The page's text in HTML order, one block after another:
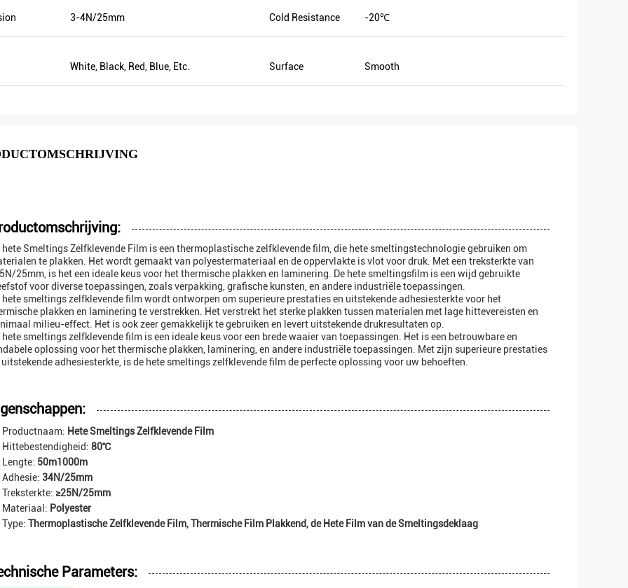
ik uw goederen, is het zeer
3-4N/25mm Cold Resistance -20℃
White, Black, Red, Blue, Etc. Surface Smooth
hete Smeltings Zelfklevende Film is een thermoplastische zelfklevende film, die hete smeltingstechnologie gebruiken om
te plakken. Het wordt gemaakt van polyestermateriaal en de oppervlakte is vlot voor druk. Met een treksterkte van
25mm, is het een ideale keus voor het thermische plakken en laminering. De hete smeltingsfilm is een wijd gebruikte
voor diverse toepassingen, zoals verpakking, grafische kunsten, en andere industriële toepassingen.
hete smeltings zelfklevende film wordt ontworpen om superieure prestaties en uitstekende adhesiesterkte voor het
plakken en laminering te verstrekken. Het verstrekt het sterke plakken tussen materialen met lage hittevereisten en
milieu-effect. Het is ook zeer gemakkelijk te gebruiken en levert uitstekende drukresultaten op.
hete smeltings zelfklevende film is een ideale keus voor een brede waaier van toepassingen. Het is een betrouwbare en
oplossing voor het thermische plakken, laminering, en andere industriële toepassingen. Met zijn superieure prestaties
uitstekende adhesiesterkte, is de hete smeltings zelfklevende film de perfecte oplossing voor uw behoeften.
Productnaam: Hete Smeltings Zelfklevende Film
Hittebestendigheid: 80℃
Lengte: 50m1000m
Adhesie: 34N/25mm
Treksterkte: ≥25N/25mm
Materiaal: Polyester
Type: Thermoplastische Zelfklevende Film, Thermische Film Plakkend, de Hete Film van de Smeltingsdeklaag
Parameters: